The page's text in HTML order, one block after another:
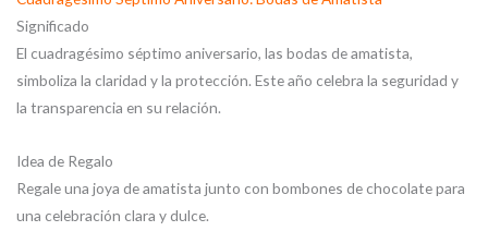
Significado
El cuadragésimo séptimo aniversario, las bodas de amatista,
simboliza la claridad y la protección. Este año celebra la seguridad y
la transparencia en su relación.
Idea de Regalo
Regale una joya de amatista junto con bombones de chocolate para
una celebración clara y dulce.